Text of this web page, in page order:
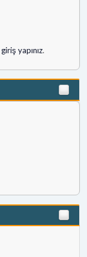
giriş yapınız.